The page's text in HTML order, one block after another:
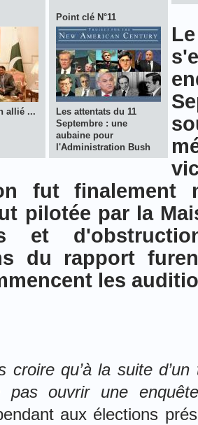
allié ...
Point clé N°11
Les attentats du 11
Septembre : une
aubaine pour
l'Administration Bush
fut
pilotée par la
et
du rapport
les
croire qu’à la suite
pas ouvrir une
aux élections